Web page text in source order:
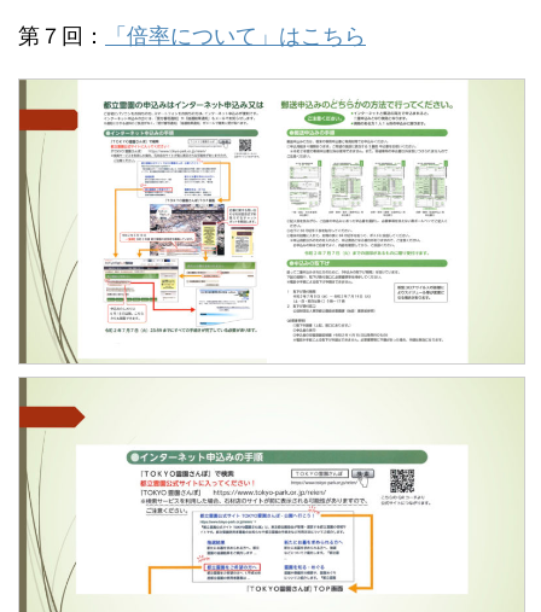
第７回： 「倍率について」はこちら